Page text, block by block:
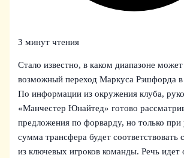
3 минут чтения
Стало известно, в каком диапазоне
возможный переход Маркуса Рэшфорда в
По информации из окружения клуба,
«Манчестер Юнайтед» готово
предложения по форварду, но только при
сумма трансфера будет соответствовать
из ключевых игроков команды. Речь идет